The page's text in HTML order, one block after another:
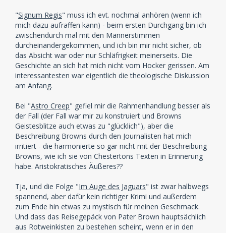
"Signum Regis" muss ich evt. nochmal anhören (wenn ich
mich dazu aufraffen kann) - beim ersten Durchgang bin ich
zwischendurch mal mit den Männerstimmen
durcheinandergekommen, und ich bin mir nicht sicher, ob
das Absicht war oder nur Schläfrigkeit meinerseits. Die
Geschichte an sich hat mich nicht vom Hocker gerissen. Am
interessantesten war eigentlich die theologische Diskussion
am Anfang.
Bei "Astro Creep" gefiel mir die Rahmenhandlung besser als
der Fall (der Fall war mir zu konstruiert und Browns
Geistesblitze auch etwas zu "glücklich"), aber die
Beschreibung Browns durch den Journalisten hat mich
irritiert - die harmonierte so gar nicht mit der Beschreibung
Browns, wie ich sie von Chestertons Texten in Erinnerung
habe. Aristokratisches Äußeres??
Tja, und die Folge "Im Auge des Jaguars" ist zwar halbwegs
spannend, aber dafür kein richtiger Krimi und außerdem
zum Ende hin etwas zu mystisch für meinen Geschmack.
Und dass das Reisegepäck von Pater Brown hauptsächlich
aus Rotweinkisten zu bestehen scheint, wenn er in den